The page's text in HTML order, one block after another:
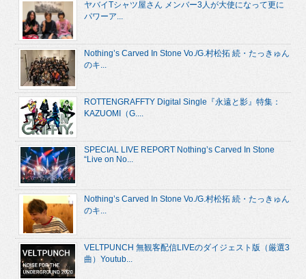
ヤバイTシャツ屋さん メンバー3人が大使になって更に
パワーア...
Nothing’s Carved In Stone Vo./G.村松拓 続・たっきゅん
のキ...
ROTTENGRAFFTY Digital Single『永遠と影』特集：
KAZUOMI（G....
SPECIAL LIVE REPORT Nothing’s Carved In Stone
“Live on No...
Nothing’s Carved In Stone Vo./G.村松拓 続・たっきゅん
のキ...
VELTPUNCH 無観客配信LIVEのダイジェスト版（厳選3
曲）Youtub...